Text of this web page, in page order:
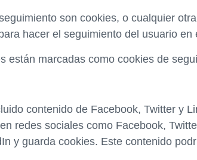
son cookies, o cualquier
hacer el seguimiento del usuario
están marcadas como cookies de
contenido de Facebook, Twitter y
redes sociales como Facebook,
y guarda cookies. Este contenido